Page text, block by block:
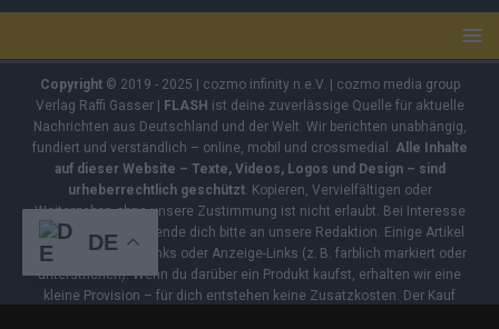
Copyright© 2019 - 2025 | cozmo infinity n.e.V. | cozmo media group
Verlag Raffi Gasser | FLASH ist deine zuverlässige Quelle für aktuelle
Nachrichten aus Deutschland und der Welt. Wir berichten unabhängig,
fundiert und verständlich – online, mobil und crossmedial.
Alle Inhalte
auf dieser Website – Texte, Videos, Logos und Design – sind
urheberrechtlich geschützt. Kopieren, Vervielfältigen oder
Weitergeben ohne unsere Zustimmung ist nicht erlaubt. Bei Interesse
an einer Nutzung wende dich bitte an unsere Redaktion. Einige Artikel
enthalten Affiliate-Links oder Anzeige-Links (z. B. farblich markiert oder
unterstrichen). Wenn du darüber ein Produkt kaufst, erhalten wir eine
kleine Provision – für dich entstehen keine Zusatzkosten. Der Kauf
DE